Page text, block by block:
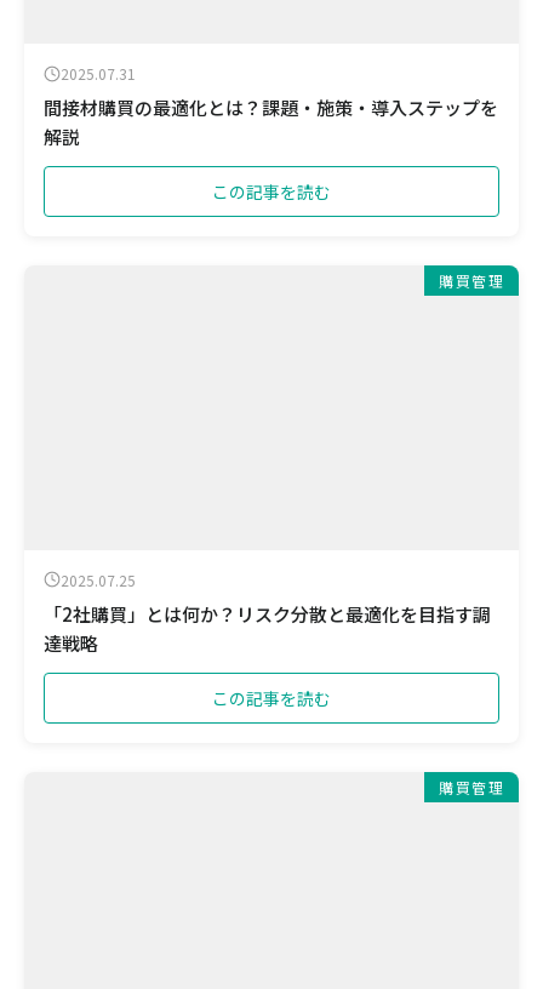
2025.07.31
間接材購買の最適化とは？課題・施策・導入ステップを
解説
この記事を読む
購買管理
2025.07.25
「2社購買」とは何か？リスク分散と最適化を目指す調
達戦略
この記事を読む
購買管理